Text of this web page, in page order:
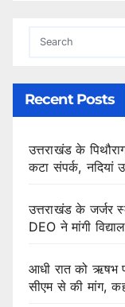
Recent Posts
उत्तराखंड के
कटा संपर्क, नदियां
उत्तराखंड के जर्जर
DEO ने मांगी
आधी रात को ऋषभ
सीएम से की मांग,